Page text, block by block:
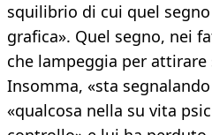
squilibrio di cui quel
grafica». Quel segno, nei
che lampeggia per attirare
Insomma, «sta
«qualcosa nella su vita